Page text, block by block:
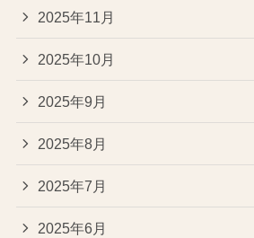
2025年11月
2025年10月
2025年9月
2025年8月
2025年7月
2025年6月